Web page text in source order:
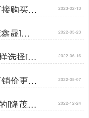
购买批 2023-02-13
鑫晟]… 2022-05-23
选择[隆 2022-06-16
价更实 2022-05-07
[隆茂鑫 2022-12-24